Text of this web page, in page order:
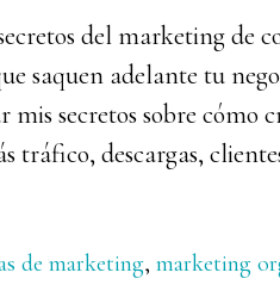
del marketing de
saquen adelante tu
mis secretos sobre
tráfico, descargas,
de marketing, marketing